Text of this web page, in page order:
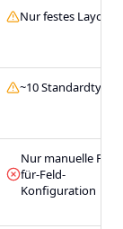
Nur festes Layout
~10 Standardtypen
Nur manuelle Feld-
für-Feld-
Konfiguration